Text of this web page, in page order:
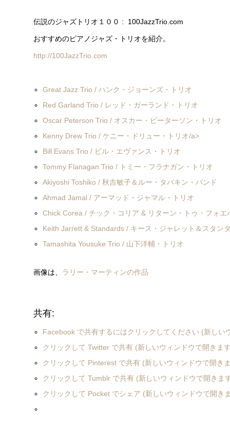
伝説のジャズトリオ１００ : 100JazzTrio.com
おすすめのピアノジャズ・トリオを紹介。
http://100JazzTrio.com
Great Jazz Trio / ハンク・ジョーンズ・トリオ
Red Garland Trio / レッド・ガーランド・トリオ
Oscar Peterson Trio / オスカー・ピーターソン・トリオ
Kenny Drew Trio / ケニー・ドリュー・トリオ/a>
Bill Evans Trio / ビル・エヴァンス・トリオ
Tommy Flanagan Trio / トミー・フラナガン・トリオ
Akiyoshi Toshiko / 秋吉敏子＆ルー・タバキン・バンド
Ahmad Jamal / アーマッド・ジャマル・トリオ
Chick Corea / チック・コリア & リターン・トゥ・フォエ
Keith Jarrett & Standards / キース・ジャレット＆スタン
Tamashita Yousuke Trio / 山下洋輔・トリオ
画像は、 ラリー・マーティンの作品
共有:
Facebook で共有するにはクリックしてください (新しい
クリックして Twitter で共有 (新しいウィンドウで開きま
クリックして Pinterest で共有 (新しいウィンドウで開き
クリックして Tumblr で共有 (新しいウィンドウで開きま
クリックして Pocket でシェア (新しいウィンドウで開き